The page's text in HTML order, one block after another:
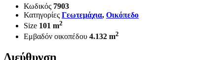
Κωδικός 7903
Κατηγορίες Γεωτεμάχια, Οικόπεδο
Size 101 m2
Εμβαδόν οικοπέδου 4.132 m2
Διεύθυνση